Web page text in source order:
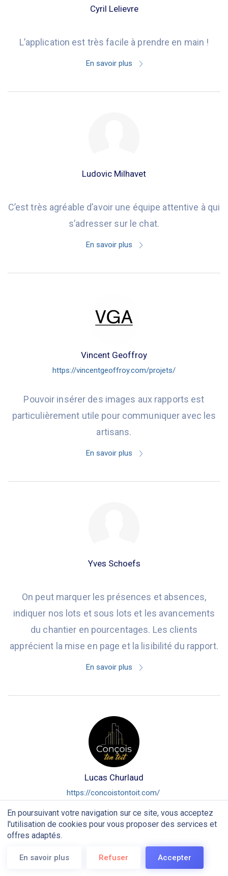
En poursuivant votre navigation sur ce site, vous acceptez
l'utilisation de cookies pour vous proposer des services et
offres adaptés.
En savoir plus Refuser Accepter
Cyril Lelievre
L’application est très facile à prendre en main !
En savoir plus
Ludovic Milhavet
C’est très agréable d’avoir une équipe attentive à qui
s’adresser sur le chat.
En savoir plus
Vincent Geoffroy
https://vincentgeoffroy.com/projets/
Pouvoir insérer des images aux rapports est
particulièrement utile pour communiquer avec les
artisans.
En savoir plus
Yves Schoefs
On peut marquer les présences et absences,
indiquer nos lots et sous lots et les avancements
du chantier en pourcentages. Les clients
apprécient la mise en page et la lisibilité du rapport.
En savoir plus
Lucas Churlaud
https://concoistontoit.com/
L’interface est fluide et les clients sont très
satisfaits des comptes rendus. J’ai gagné 15
heures par semaine !